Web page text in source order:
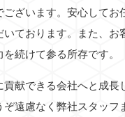
ざいます。安心して
いております。また、
続けて参る所存です。
貢献できる会社へと成
ぞ遠慮なく弊社スタッ